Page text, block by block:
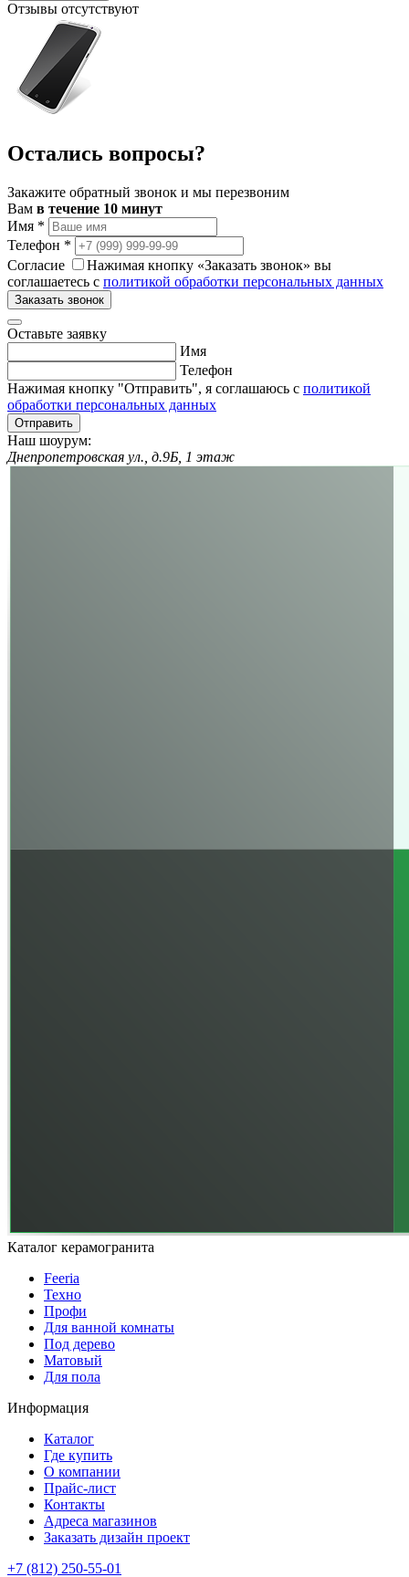
Отзывы отсутствуют
Остались вопросы?
Закажите обратный звонок и мы перезвоним
Вам в течение 10 минут
Имя *
Телефон *
Согласие
Нажимая кнопку «Заказать звонок» вы
соглашаетесь с политикой обработки персональных данных
Заказать звонок
Оставьте заявку
Имя
Телефон
Нажимая кнопку "Отправить", я соглашаюсь с политикой
обработки персональных данных
Отправить
Наш шоурум:
Днепропетровская ул., д.9Б, 1 этаж
Каталог керамогранита
Feeria
Техно
Профи
Для ванной комнаты
Под дерево
Матовый
Для пола
Информация
Каталог
Где купить
О компании
Прайс-лист
Контакты
Адреса магазинов
Заказать дизайн проект
+7 (812) 250-55-01